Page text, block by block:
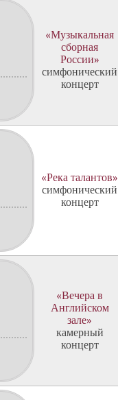
«Музыкальная
сборная
России»
симфонический
концерт
«Река талантов»
симфонический
концерт
«Вечера в
Английском
зале»
камерный
концерт